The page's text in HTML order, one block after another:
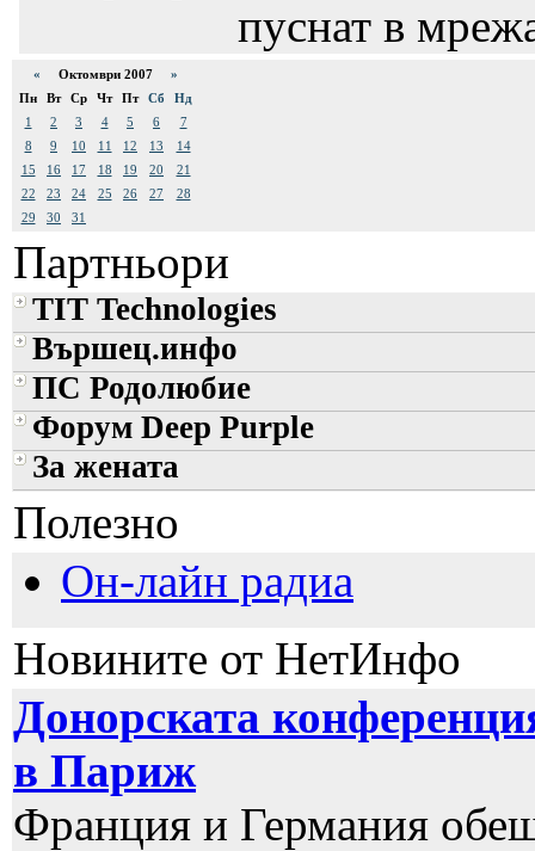
пуснат в
« Октомври 2007 »
Пн
Вт Ср Чт Пт Сб
Нд
1
2 3 4 5 6
7
8
9 10 11 12 13
14
15
16 17 18 19 20
21
22
23 24 25 26 27
28
29
30 31
Партньори
TIT Technologies
Вършец.инфо
ПС Родолюбие
Форум Deep Purple
За жената
Полезно
Он-лайн радиа
Новините от НетИнфо
Донорската
в Париж
Франция и Германия